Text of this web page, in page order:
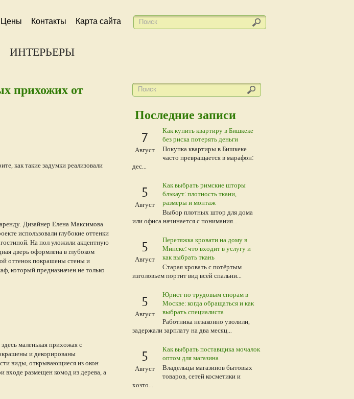
Цены Контакты Карта сайта
ИНТЕРЬЕРЫ
Последние записи
7
Август
Как купить квартиру в Бишкеке
без риска потерять деньги
Покупка квартиры в Бишкеке
часто превращается в марафон:
дес...
5
Август
Как выбрать римские шторы
блэкаут: плотность ткани,
размеры и монтаж
Выбор плотных штор для дома
или офиса начинается с понимания...
5
Август
Перетяжка кровати на дому в
Минске: что входит в услугу и
как выбрать ткань
Старая кровать с потёртым
изголовьем портит вид всей спальни...
5
Август
Юрист по трудовым спорам в
Москве: когда обращаться и как
выбрать специалиста
Работника незаконно уволили,
задержали зарплату на два месяц...
5
Август
Как выбрать поставщика мочалок
оптом для магазина
Владельцы магазинов бытовых
товаров, сетей косметики и
хозто...
прихожих от
как такие задумки реализовали
Дизайнер Елена Максимова
использовали глубокие оттенки
На пол уложили акцентную
дверь оформлена в глубоком
оттенок покрашены стены и
который предназначен не только
маленькая прихожая с
и декорированы
виды, открывающиеся из окон
входе размещен комод из дерева, а